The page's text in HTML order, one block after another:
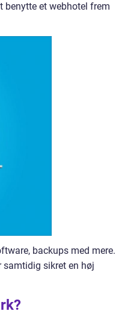
et webhotel frem
backups med mere.
samtidig sikret en høj